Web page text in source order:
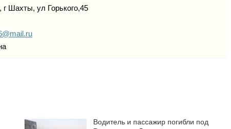
г Шахты, ул Горького,45
Водитель и пассажир погибли под